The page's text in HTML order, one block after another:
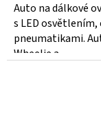
Auto na dálkové
s LED
pneumatikami.
Wheelie a...